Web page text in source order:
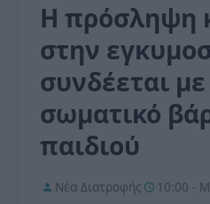
Η πρόσληψη
στην
συνδέεται
σωματικό
παιδιού
Νέα Διατροφής 10:00 -